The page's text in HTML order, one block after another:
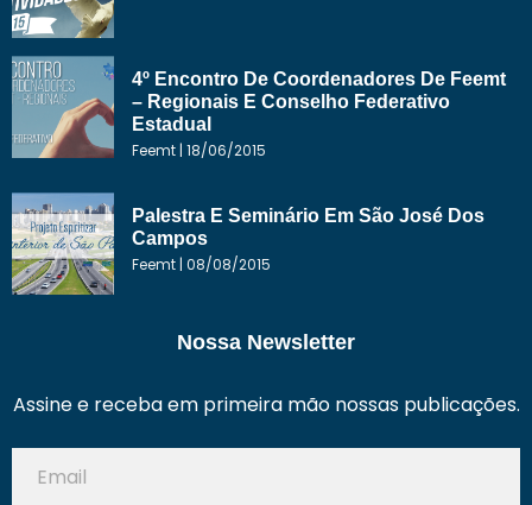
4º Encontro De Coordenadores De Feemt
– Regionais E Conselho Federativo
Estadual
Feemt 18/06/2015
Palestra E Seminário Em São José Dos
Campos
Feemt 08/08/2015
Nossa Newsletter
Assine e receba em primeira mão nossas publicações.